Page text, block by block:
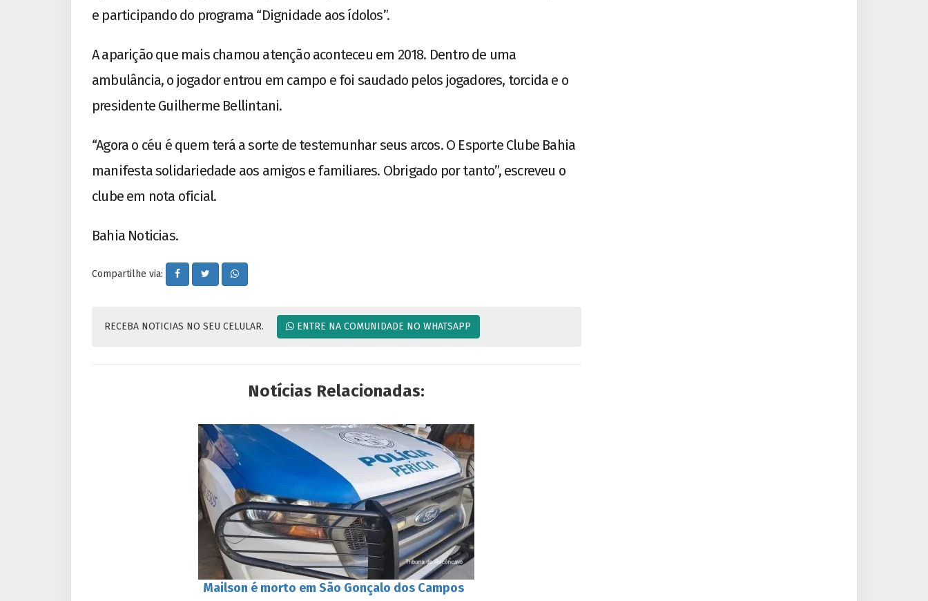
e participando do programa “Dignidade aos ídolos”.
A aparição que mais chamou atenção aconteceu em 2018. Dentro de uma
ambulância, o jogador entrou em campo e foi saudado pelos jogadores, torcida e o
presidente Guilherme Bellintani.
“Agora o céu é quem terá a sorte de testemunhar seus arcos. O Esporte Clube Bahia
manifesta solidariedade aos amigos e familiares. Obrigado por tanto”, escreveu o
clube em nota oficial.
Bahia Noticias.
Compartilhe via:
RECEBA NOTICIAS NO SEU CELULAR. ENTRE NA COMUNIDADE NO WHATSAPP
Notícias Relacionadas:
Mailson é morto em São Gonçalo dos Campos